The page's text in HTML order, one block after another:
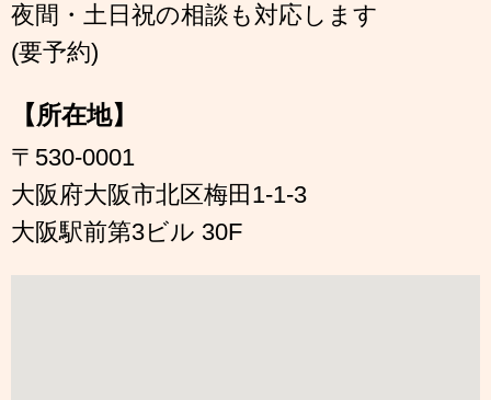
夜間・土日祝の相談も対応します
(要予約)
【所在地】
〒530-0001
大阪府大阪市北区梅田1-1-3
大阪駅前第3ビル 30F